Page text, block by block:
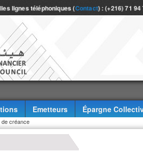
lignes téléphoniques (Contact) : (+216) 71
Emetteurs
Épargne
de créance